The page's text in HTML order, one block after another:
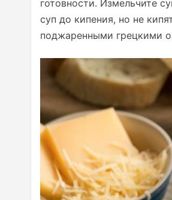
готовности. Измельчите
суп до кипения, но не
поджаренными грецкими